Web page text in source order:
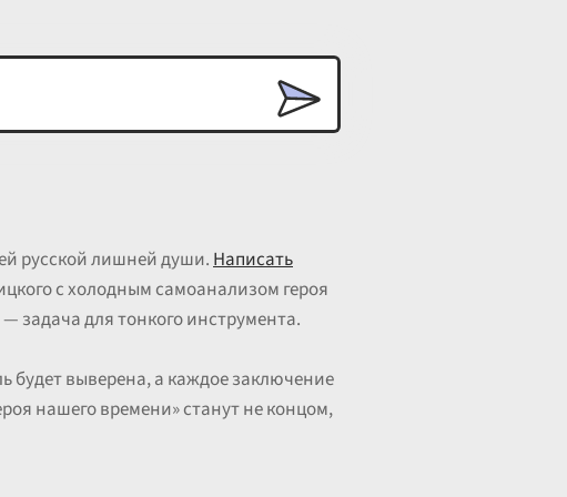
русской лишней души.Написать
с холодным самоанализом героя
задача для тонкого инструмента.
будет выверена, а каждое заключение
нашего времени» станут не концом,